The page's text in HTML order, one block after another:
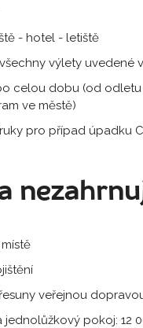
- hotel - letiště
výlety uvedené
celou dobu (od odletu
ve městě)
pro případ úpadku
veřejnou
jednolůžkový pokoj: 12